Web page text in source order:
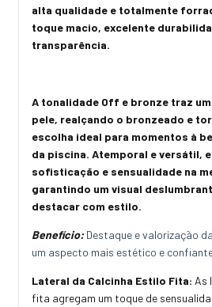
alta qualidade e totalmente
toque macio, excelente
transparência.
A tonalidade Off e bronze traz
pele, realçando o bronzeado e
escolha ideal para momentos à
da piscina. Atemporal e versátil,
sofisticação e sensualidade na
garantindo um visual
destacar com estilo.
Benefício: Destaque e valorização
um aspecto mais estético e
Lateral da Calcinha Estilo Fita: As
fita agregam um toque de